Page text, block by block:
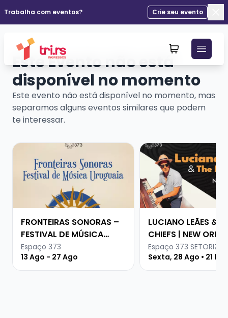
Trabalha com eventos?
Crie seu evento
Este Evento não está
disponível no momento
Este evento não está disponível no momento, mas
separamos alguns eventos similares que podem
te interessar.
Veja mais sobre FRONTEIRAS SONORAS – FESTIVAL
FRONTEIRAS SONORAS –
FESTIVAL DE MÚSICA
URUGUAIA
Espaço 373
13 Ago - 27 Ago
Veja mais sobre
LUCIANO LEÃES &
CHIEFS | NEW
PIANO NIGHT
Espaço 373
Sexta, 28 Ago • 21